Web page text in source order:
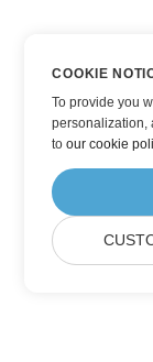
COOKIE
To provide you
personalization,
toour cookie